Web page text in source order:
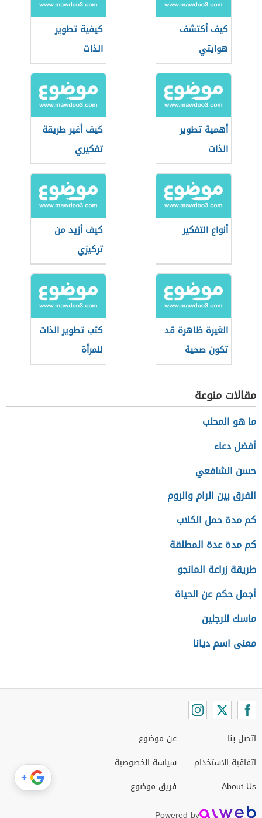
كيف أكتشف
هوايتي
كيفية تطوير
الذات
أهمية تطوير
الذات
كيف أغير طريقة
تفكيري
أنواع التفكير
كيف أزيد من
تركيزي
الغيرة ظاهرة قد
تكون صحية
كتب تطوير الذات
للمرأة
مقالات منوعة
ما هو المحلب
أفضل دعاء
حسن الشافعي
الفرق بين الرام والروم
كم مدة حمل الكلاب
كم مدة عدة المطلقة
طريقة زراعة المانجو
أجمل حكم عن الحياة
ماسك للرجلين
معنى اسم ديانا
اتصل بنا
اتفاقية الاستخدام
About Us
عن موضوع
سياسة الخصوصية
فريق موضوع
+